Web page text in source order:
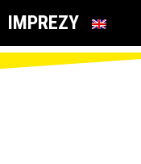
IMPREZY